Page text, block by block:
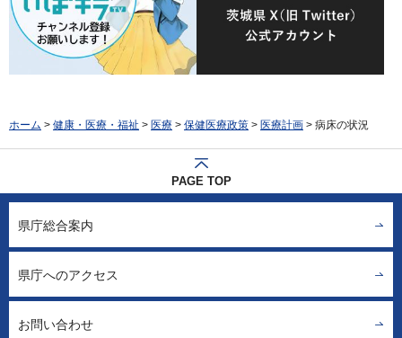
ホーム > 健康・医療・福祉 > 医療 > 保健医療政策 > 医療計画 > 病床の状況
PAGE TOP
県庁総合案内
県庁へのアクセス
お問い合わせ